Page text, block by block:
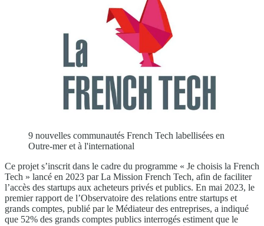
9 nouvelles communautés French Tech labellisées en
Outre-mer et à l'international
Ce projet s’inscrit dans le cadre du programme « Je choisis la French
Tech » lancé en 2023 par La Mission French Tech, afin de faciliter
l’accès des startups aux acheteurs privés et publics. En mai 2023, le
premier rapport de l’Observatoire des relations entre startups et
grands comptes, publié par le Médiateur des entreprises, a indiqué
que 52% des grands comptes publics interrogés estiment que le